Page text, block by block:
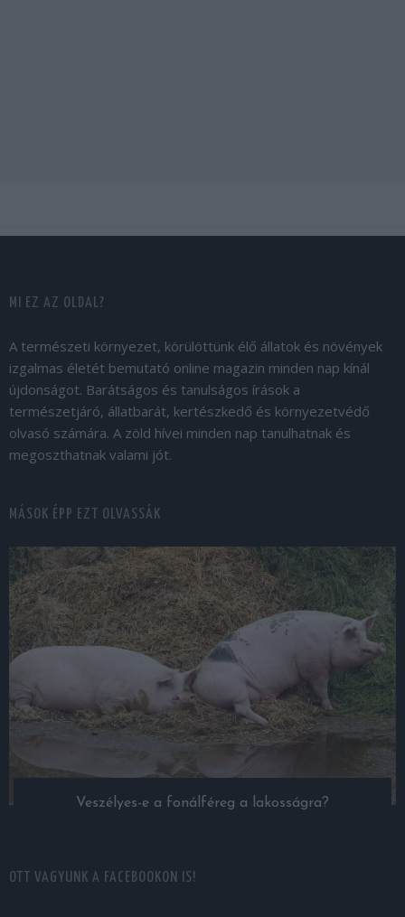
MI EZ AZ OLDAL?
A természeti környezet, körülöttünk élő állatok és növények
izgalmas életét bemutató online magazin minden nap kínál
újdonságot. Barátságos és tanulságos írások a
természetjáró, állatbarát, kertészkedő és környezetvédő
olvasó számára. A zöld hívei minden nap tanulhatnak és
megoszthatnak valami jót.
MÁSOK ÉPP EZT OLVASSÁK
Veszélyes-e a fonálféreg a lakosságra?
OTT VAGYUNK A FACEBOOKON IS!